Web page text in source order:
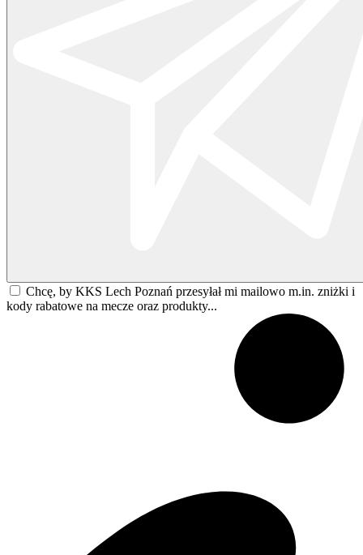
Chcę, by KKS Lech Poznań przesyłał mi mailowo m.in. zniżki i
kody rabatowe na mecze oraz produkty...